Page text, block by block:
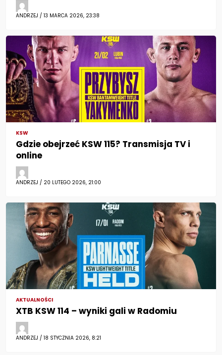
ANDRZEJ / 13 MARCA 2026, 23:38
KSW
Gdzie obejrzeć KSW 115? Transmisja TV i
online
ANDRZEJ / 20 LUTEGO 2026, 21:00
AKTUALNOŚCI
XTB KSW 114 – wyniki gali w Radomiu
ANDRZEJ / 18 STYCZNIA 2026, 8:21